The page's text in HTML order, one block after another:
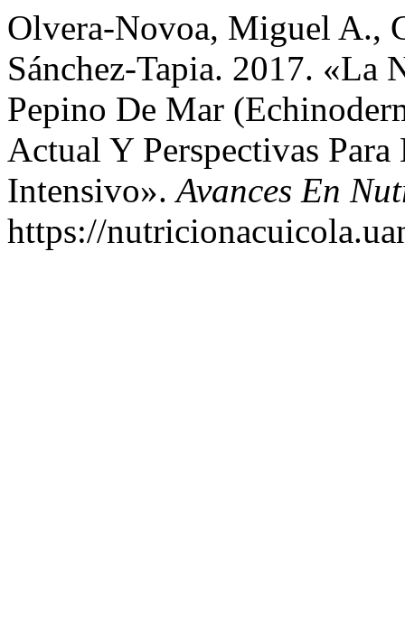
Olvera-Novoa, Miguel A.,
Sánchez-Tapia. 2017.
Pepino De Mar
Actual Y Perspectivas
Intensivo».Avances En
https://